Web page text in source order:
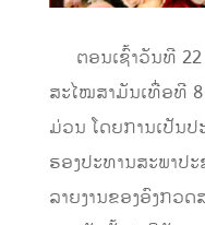
ຕອນເຊົ້າວັນທີ 22
ສະໄໝສາມັນເທື່ອທີ 8
ມ່ວນ ໂດຍການເປັນ
ຮອງປະທານສະພາປ
ລາຍງານຂອງອົງກວ